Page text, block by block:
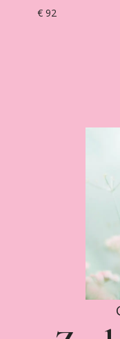
€ 92